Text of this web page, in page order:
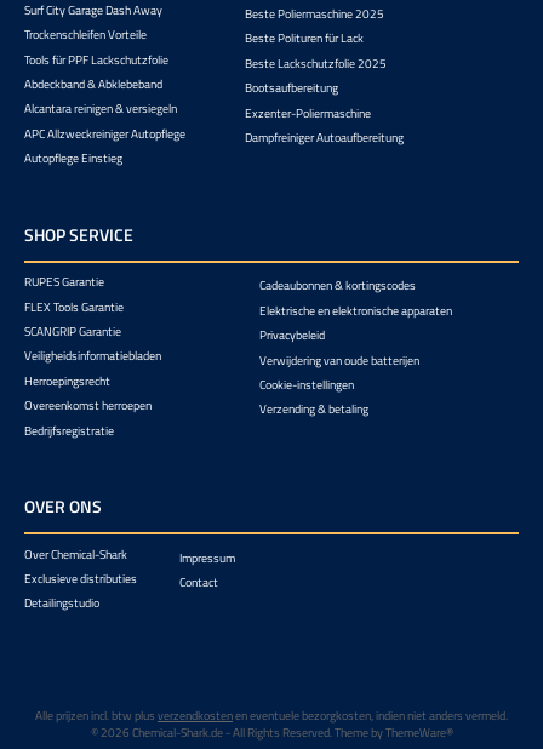
Surf City Garage Dash Away
Trockenschleifen Vorteile
Tools für PPF Lackschutzfolie
Abdeckband & Abklebeband
Alcantara reinigen & versiegeln
APC Allzweckreiniger Autopflege
Autopflege Einstieg
Beste Poliermaschine 2025
Beste Polituren für Lack
Beste Lackschutzfolie 2025
Bootsaufbereitung
Exzenter-Poliermaschine
Dampfreiniger Autoaufbereitung
SHOP SERVICE
RUPES Garantie
FLEX Tools Garantie
SCANGRIP Garantie
Veiligheidsinformatiebladen
Herroepingsrecht
Overeenkomst herroepen
Bedrijfsregistratie
Cadeaubonnen & kortingscodes
Elektrische en elektronische apparaten
Privacybeleid
Verwijdering van oude batterijen
Cookie-instellingen
Verzending & betaling
OVER ONS
Over Chemical-Shark
Exclusieve distributies
Detailingstudio
Impressum
Contact
Alle prijzen incl. btw plus verzendkostenen eventuele bezorgkosten, indien niet anders vermeld.
© 2026 Chemical-Shark.de - All Rights Reserved. Theme byThemeWare®